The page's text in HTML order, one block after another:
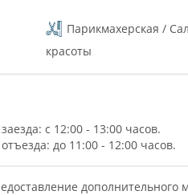
Парикмахерская /
красоты
с 12:00 - 13:00 часов.
до 11:00 - 12:00 часов.
дополнительного